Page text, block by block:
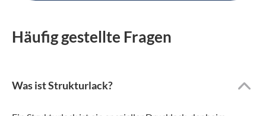
Häufig gestellte Fragen
Was ist Strukturlack?